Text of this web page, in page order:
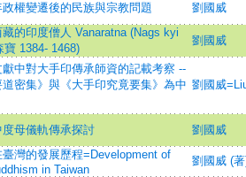
權變遷後的民族與宗教問題
劉國威
的印度僧人 Vanaratna (Nags kyi
寶 1384- 1468)
劉國威
中對大手印傳承師資的記載考察 --
道密集》與《大手印究竟要集》為中 劉國威
母儀軌傳承探討
劉國威
灣的發展歷程=Development of
in Taiwan
劉國威 (